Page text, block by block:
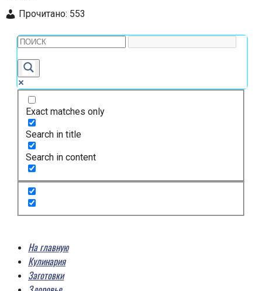
Прочитано: 553
Exact matches only
Search in title
Search in content
На главную
Кулинария
Заготовки